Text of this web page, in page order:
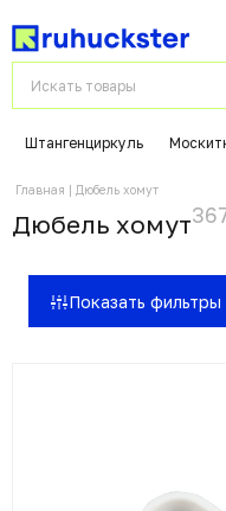
Штангенциркуль
Главная Дюбель хомут
Дюбель хомут
Показать фильтры